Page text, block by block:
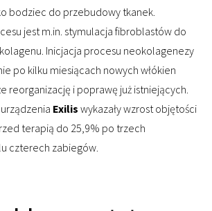
bodziec do przebudowy tkanek.
jest m.in. stymulacja fibroblastów do
Inicjacja procesu neokolagenezy
po kilku miesiącach nowych włókien
reorganizację i poprawę już istniejących.
Exilis wykazały wzrost objętości
terapią do 25,9% po trzech
czterech zabiegów.